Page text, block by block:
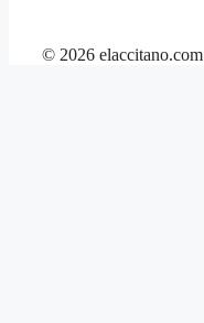
© 2026 elaccitano.com